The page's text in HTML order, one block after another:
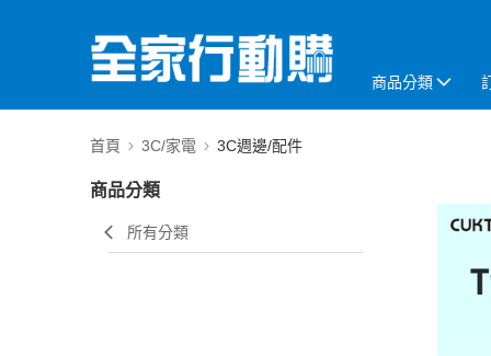
商品分類
首頁 3C/家電 3C週邊/配件
商品分類
所有分類